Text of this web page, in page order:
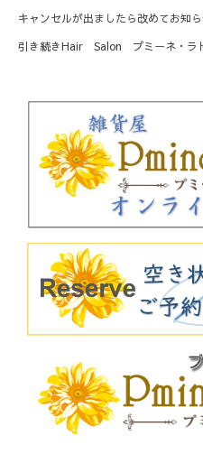
キャンセルが出ましたら改めてお知ら
引き続きHair Salon プミーネ・ラト